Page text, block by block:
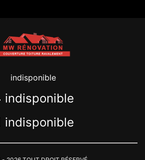
indisponible
indisponible
indisponible